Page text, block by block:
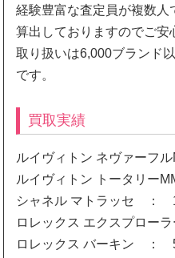
経験豊富な査定員が複数人
算出しておりますのでご安
取り扱いは6,000ブランド
です。
買取実績
ルイヴィトン ネヴァーフ
ルイヴィトン トータリー
シャネル マトラッセ ：
ロレックス エクスプロ
ロレックス バーキン ：